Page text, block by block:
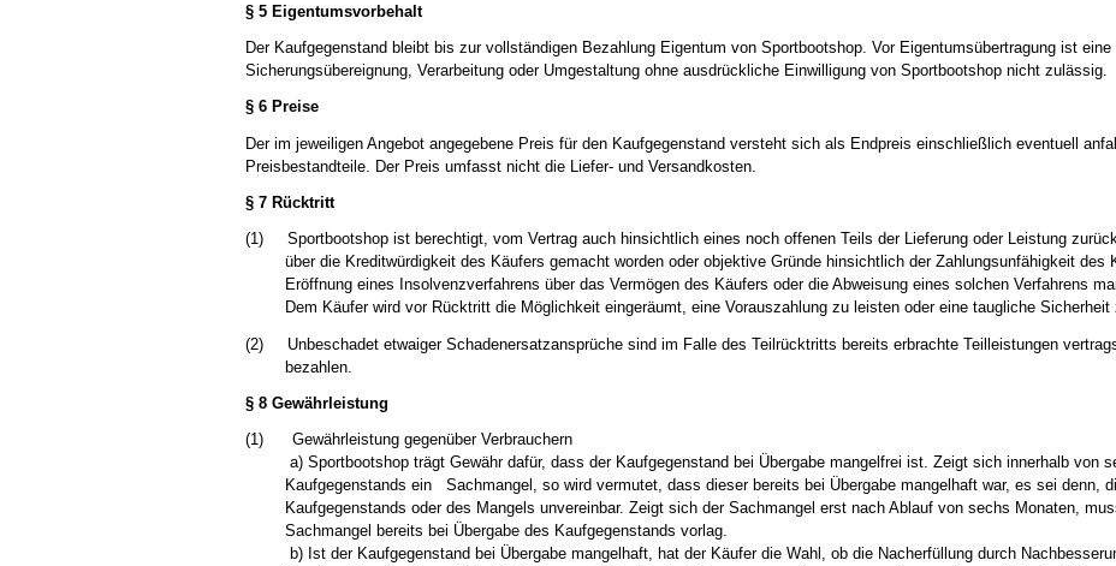
§ 5 Eigentumsvorbehalt
Der Kaufgegenstand bleibt bis zur vollständigen Bezahlung Eigentum von Sportbootshop. Vor Eigentumsübertragung ist eine
Sicherungsübereignung, Verarbeitung oder Umgestaltung ohne ausdrückliche Einwilligung von Sportbootshop nicht zulässig.
§ 6 Preise
Der im jeweiligen Angebot angegebene Preis für den Kaufgegenstand versteht sich als Endpreis einschließlich eventuell
Preisbestandteile. Der Preis umfasst nicht die Liefer- und Versandkosten.
§ 7 Rücktritt
(1)
Sportbootshop ist berechtigt, vom Vertrag auch hinsichtlich eines noch offenen Teils der Lieferung oder Leistung
über die Kreditwürdigkeit des Käufers gemacht worden oder objektive Gründe hinsichtlich der Zahlungsunfähigkeit des
Eröffnung eines Insolvenzverfahrens über das Vermögen des Käufers oder die Abweisung eines solchen Verfahrens
Dem Käufer wird vor Rücktritt die Möglichkeit eingeräumt, eine Vorauszahlung zu leisten oder eine taugliche Sicherheit
(2)
Unbeschadet etwaiger Schadenersatzansprüche sind im Falle des Teilrücktritts bereits erbrachte Teilleistungen
bezahlen.
§ 8 Gewährleistung
(1)
Gewährleistung gegenüber Verbrauchern
a) Sportbootshop trägt Gewähr dafür, dass der Kaufgegenstand bei Übergabe mangelfrei ist. Zeigt sich innerhalb von
Kaufgegenstands ein Sachmangel, so wird vermutet, dass dieser bereits bei Übergabe mangelhaft war, es sei denn,
Kaufgegenstands oder des Mangels unvereinbar. Zeigt sich der Sachmangel erst nach Ablauf von sechs Monaten,
Sachmangel bereits bei Übergabe des Kaufgegenstands vorlag.
b) Ist der Kaufgegenstand bei Übergabe mangelhaft, hat der Käufer die Wahl, ob die Nacherfüllung durch